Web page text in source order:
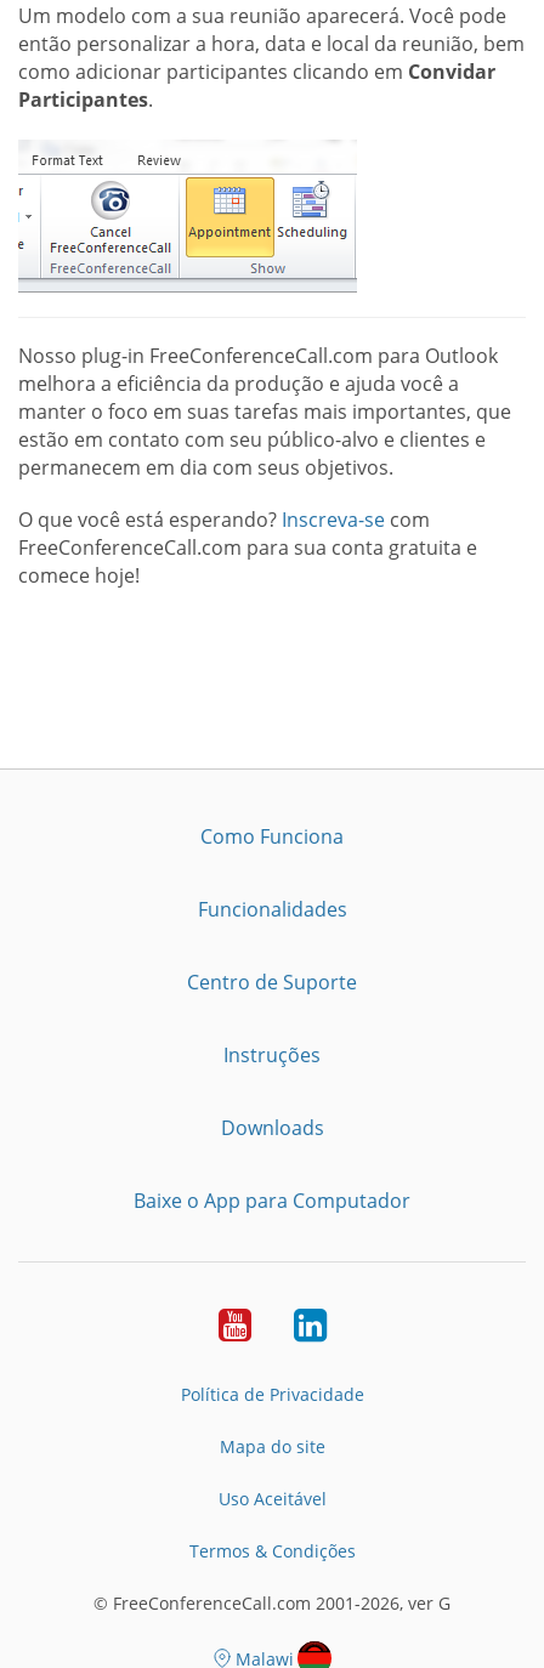
Um modelo com a sua reunião aparecerá. Você pode
então personalizar a hora, data e local da reunião, bem
como adicionar participantes clicando em Convidar
Participantes.
Nosso plug-in FreeConferenceCall.com para Outlook
melhora a eficiência da produção e ajuda você a
manter o foco em suas tarefas mais importantes, que
estão em contato com seu público-alvo e clientes e
permanecem em dia com seus objetivos.
O que você está esperando? Inscreva-se com
FreeConferenceCall.com para sua conta gratuita e
comece hoje!
Como Funciona
Funcionalidades
Centro de Suporte
Instruções
Downloads
Baixe o App para Computador
YoutubeLinkedIn
Política de Privacidade
Mapa do site
Uso Aceitável
Termos & Condições
© FreeConferenceCall.com 2001-2026, ver G
Malawi